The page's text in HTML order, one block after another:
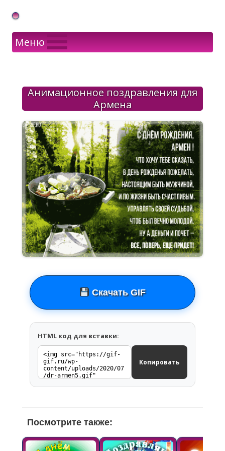
Gif Открытки в подарок
Меню
Анимационное поздравления для
Армена
Скачать GIF
HTML код для вставки:
Копировать
Посмотрите также: